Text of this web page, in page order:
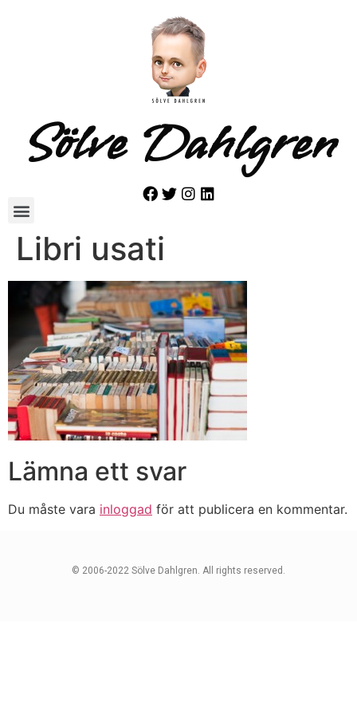
Sölve Dahlgren
Libri usati
Lämna ett svar
Du måste vara inloggad för att publicera en kommentar.
© 2006-2022 Sölve Dahlgren. All rights reserved.